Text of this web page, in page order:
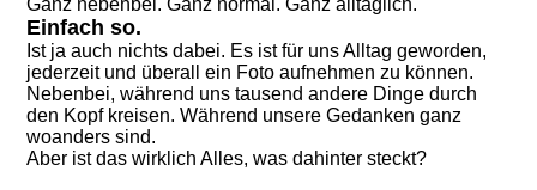
Ganz nebenbei. Ganz normal. Ganz alltäglich.
Einfach so.
Ist ja auch nichts dabei. Es ist für uns Alltag geworden,
jederzeit und überall ein Foto aufnehmen zu können.
Nebenbei, während uns tausend andere Dinge durch
den Kopf kreisen. Während unsere Gedanken ganz
woanders sind.
Aber ist das wirklich Alles, was dahinter steckt?